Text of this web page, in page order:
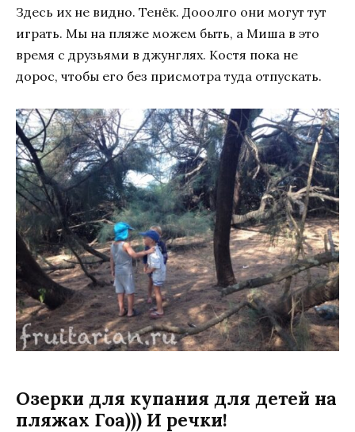
Здесь их не видно. Тенёк. Дооолго они могут тут
играть. Мы на пляже можем быть, а Миша в это
время с друзьями в джунглях. Костя пока не
дорос, чтобы его без присмотра туда отпускать.
Озерки для купания для детей на
пляжах Гоа))) И речки!